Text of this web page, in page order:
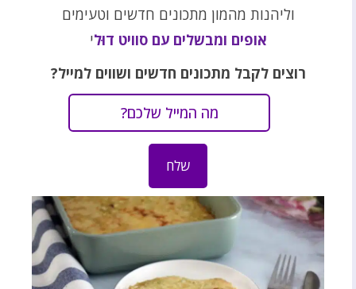
וליהנות מהמון מתכונים חדשים וטעימים
אופים ומבשלים עם סוויט דוּלי
רוצים לקבל מתכונים חדשים ושווים למייל?